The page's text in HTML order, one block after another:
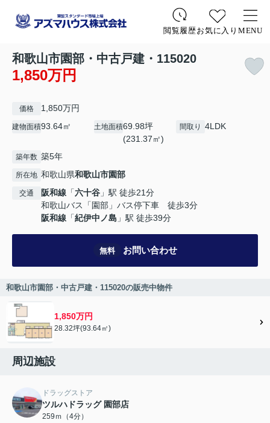
閲覧履歴お気に入り MENU
和歌山市園部・中古戸建・115020
1,850万円
価格 1,850万円
建物面積93.64㎡ 土地面積69.98坪
(231.37㎡)
間取り 4LDK
築年数 築5年
所在地 和歌山県和歌山市園部
交通 阪和線 「六十谷 」駅 徒歩21分
和歌山バス「園部」バス停下車 徒歩3分
阪和線 「紀伊中ノ島 」駅 徒歩39分
無料 お問い合わせ
和歌山市園部・中古戸建・115020の販売中物件
1,850万円
28.32坪(93.64㎡)
周辺施設
ドラッグストア
ツルハドラッグ 園部店
259ｍ（4分）